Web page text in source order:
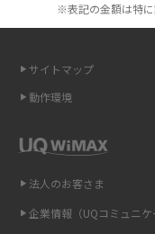
無制限で利用できるポケ
ポケット型Wi-Fi（モバイ
即日受け取りできるポケッ
ONU（光回線終端装置）
※表記の金額は特
サイトマップ
動作環境
法人のお客さま
企業情報（UQコミュニケ